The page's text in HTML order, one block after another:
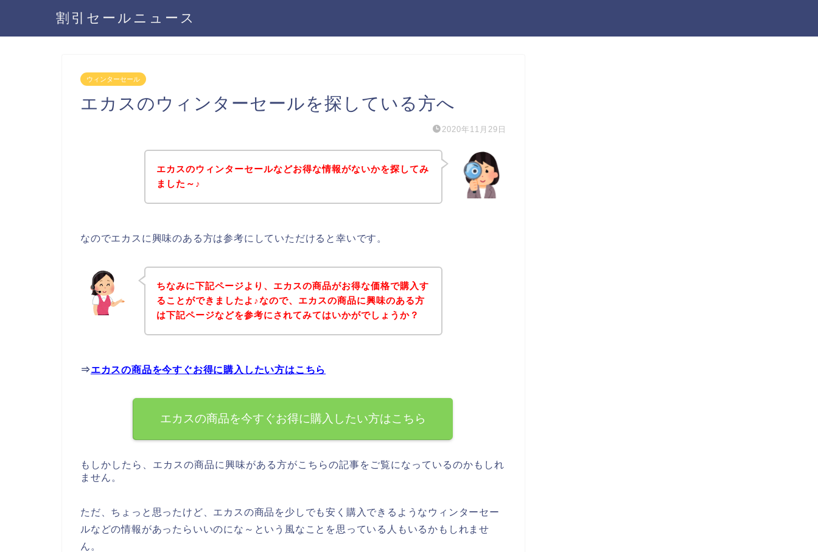
割引セールニュース
ウィンターセール
エカスのウィンターセールを探している方へ
2020年11月29日
エカスのウィンターセールなどお得な情報がないかを探してみ
ました～♪
なのでエカスに興味のある方は参考にしていただけると幸いです。
ちなみに下記ページより、エカスの商品がお得な価格で購入す
ることができましたよ♪なので、エカスの商品に興味のある方
は下記ページなどを参考にされてみてはいかがでしょうか？
⇒エカスの商品を今すぐお得に購入したい方はこちら
エカスの商品を今すぐお得に購入したい方はこちら
もしかしたら、エカスの商品に興味がある方がこちらの記事をご覧になっているのかもしれ
ません。
ただ、ちょっと思ったけど、エカスの商品を少しでも安く購入できるようなウィンターセー
ルなどの情報があったらいいのにな～という風なことを思っている人もいるかもしれませ
ん。